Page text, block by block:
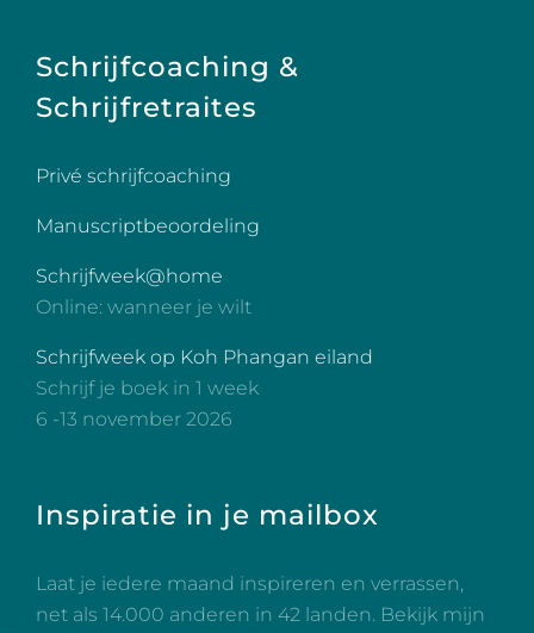
Schrijfcoaching &
Schrijfretraites
Privé schrijfcoaching
Manuscriptbeoordeling
Schrijfweek@home
Online: wanneer je wilt
Schrijfweek op Koh Phangan eiland
Schrijf je boek in 1 week
6 -13 november 2026
Inspiratie in je mailbox
Laat je iedere maand inspireren en verrassen,
net als 14.000 anderen in 42 landen. Bekijk mijn